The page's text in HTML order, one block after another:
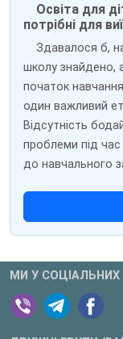
Освіта для
потрібні для
Здавалося б,
школу знайдено,
початок
один важливий
Відсутність
проблеми під
до навчального
МИ У